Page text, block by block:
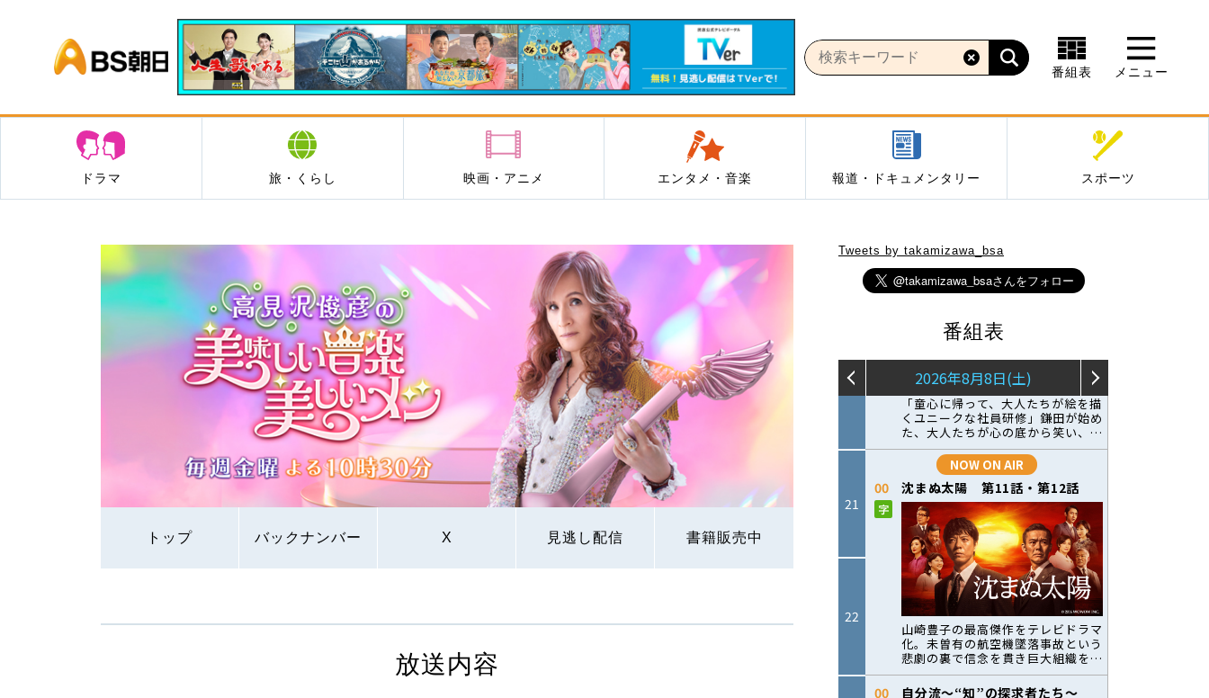
BS朝日
番組表 メニュー
ドラマ 旅・くらし 映画・アニメ エンタメ・音楽 報道・ドキュメンタリー スポーツ
トップ バックナンバー X 見逃し配信 書籍販売中
Tweets by takamizawa_bsa
番組表
放送内容